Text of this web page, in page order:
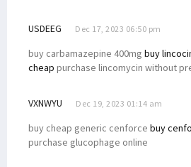
USDEEG Dec 17, 2023 06:50 pm
buy carbamazepine 400mg buy
cheap purchase lincomycin without
VXNWYU Dec 19, 2023 01:14 am
buy cheap generic cenforce buy
purchase glucophage online